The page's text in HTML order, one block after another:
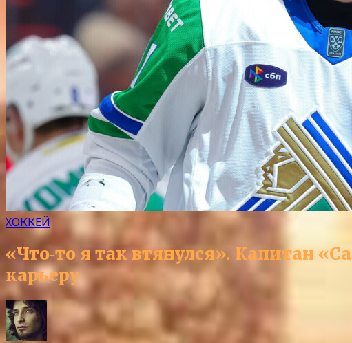
ХОККЕЙ
«Что‑то я так втянулся». Капитан
карьеру